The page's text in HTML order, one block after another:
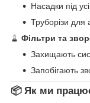
Насадки під
Труборізи для
🧹 Фільтри та
Захищають
Запобігають
📦 Як ми